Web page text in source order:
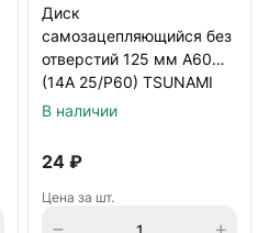
Диск
самозацепляющийся без
отверстий 125 мм А60
(14А 25/Р60) TSUNAMI
В наличии
24 ₽
Цена за шт.